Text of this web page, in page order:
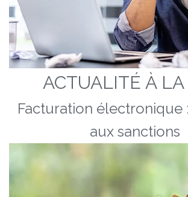
ACTUALITÉ À
Facturation électronique
aux sanctions